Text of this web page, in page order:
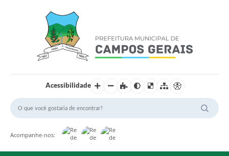
Acessibilidade
Acompanhe-nos: